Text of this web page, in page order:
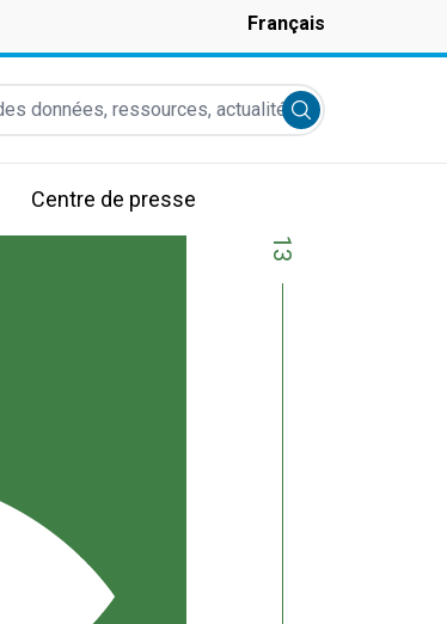
Français
données, ressources, actualités et autres
Submit search
Centre de presse
13